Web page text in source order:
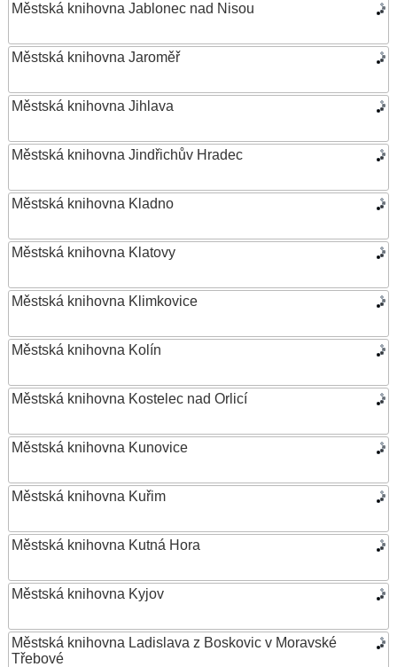
Městská knihovna Jablonec nad Nisou
Městská knihovna Jaroměř
Městská knihovna Jihlava
Městská knihovna Jindřichův Hradec
Městská knihovna Kladno
Městská knihovna Klatovy
Městská knihovna Klimkovice
Městská knihovna Kolín
Městská knihovna Kostelec nad Orlicí
Městská knihovna Kunovice
Městská knihovna Kuřim
Městská knihovna Kutná Hora
Městská knihovna Kyjov
Městská knihovna Ladislava z Boskovic v Moravské
Třebové